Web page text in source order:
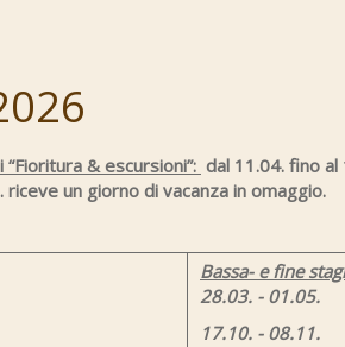
& escursioni”: dal 11.04. fino
un giorno di vacanza in omaggio.
Bassa- e fine
28.03. - 01.05.
17.10. - 08.11.